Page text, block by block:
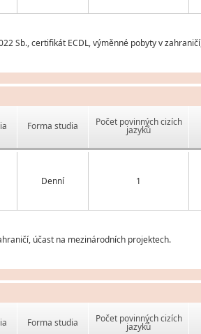
Sb., certifikát ECDL, výměnné pobyty v
Forma studia Počet povinných cizích
jazyků
Denní 1
účast na mezinárodních projektech.
Forma studia Počet povinných cizích
jazyků